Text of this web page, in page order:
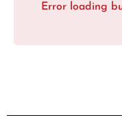
Error loading